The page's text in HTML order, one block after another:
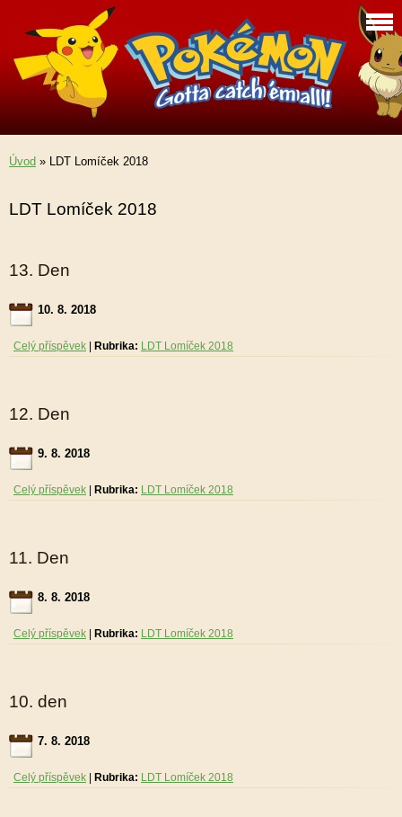
Úvod » LDT Lomíček 2018
LDT Lomíček 2018
13. Den
10. 8. 2018
Celý příspěvek Rubrika: LDT Lomíček 2018
12. Den
9. 8. 2018
Celý příspěvek Rubrika: LDT Lomíček 2018
11. Den
8. 8. 2018
Celý příspěvek Rubrika: LDT Lomíček 2018
10. den
7. 8. 2018
Celý příspěvek Rubrika: LDT Lomíček 2018